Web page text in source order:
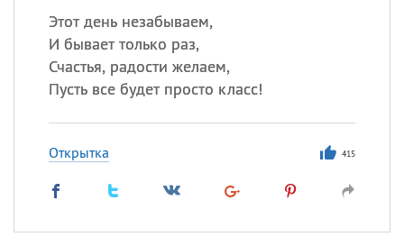
Этот день незабываем,
И бывает только раз,
Счастья, радости желаем,
Пусть все будет просто класс!
Открытка 415